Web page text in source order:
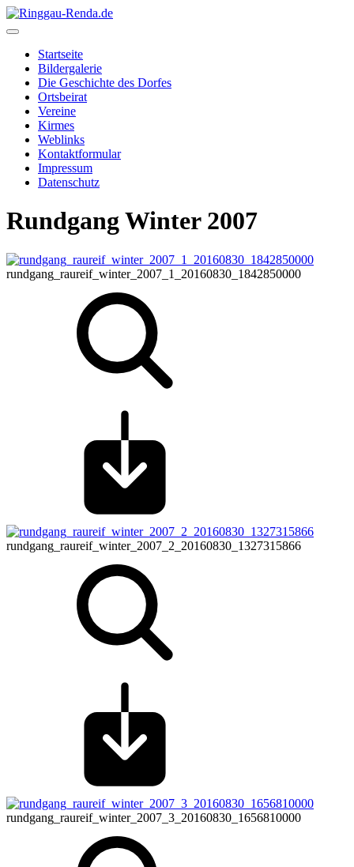
Startseite
Bildergalerie
Die Geschichte des Dorfes
Ortsbeirat
Vereine
Kirmes
Weblinks
Kontaktformular
Impressum
Datenschutz
Rundgang Winter 2007
rundgang_raureif_winter_2007_1_20160830_1842850000
rundgang_raureif_winter_2007_2_20160830_1327315866
rundgang_raureif_winter_2007_3_20160830_1656810000